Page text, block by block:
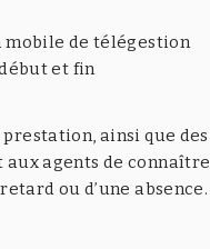
mobile de télégestion
et fin
ainsi que des
agents de connaître
ou d’une absence.